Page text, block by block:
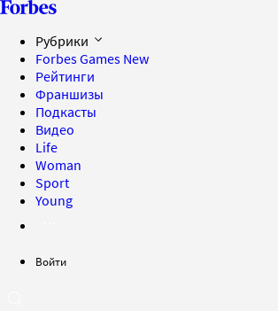
Рубрики
Forbes Games New
Рейтинги
Франшизы
Подкасты
Видео
Life
Woman
Sport
Young
Войти